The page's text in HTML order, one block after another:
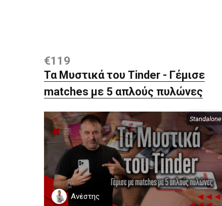
€119
Τα Μυστικά του Tinder - Γέμισε
matches με 5 απλούς πυλώνες
Ανέστης
Περιεχόμενα
Standalone